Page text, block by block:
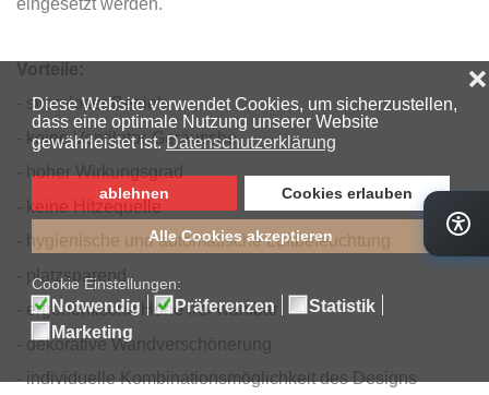
Vorteile:
- stromloser Betrieb
- keine Ventilator-Geräusche
- hoher Wirkungsgrad
- keine Hitzequelle
- hygienische und automatische Luftbefeuchtung
- platzsparend
- ergonomische Höhe frei wählbar
- dekorative Wandverschönerung
- individuelle Kombinationsmöglichkeit des Designs